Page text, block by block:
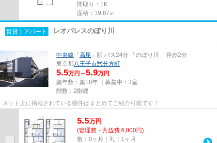
間取り：1K
面積：19.87㎡
賃貸｜アパート レオパレスのぼり川
中央線 「高尾 」駅 バス24分 「のぼり川」 停歩2分
東京都八王子市弐分方町
5.5万円～5.9万円
築年数：築18年 ｜募集中： 3室
階数：2階建
ネット上に掲載されている物件はまとめてご紹介可能です！
5.5万円
(管理費・共益費 6,000円)
敷：0ヶ月｜礼：1ヶ月